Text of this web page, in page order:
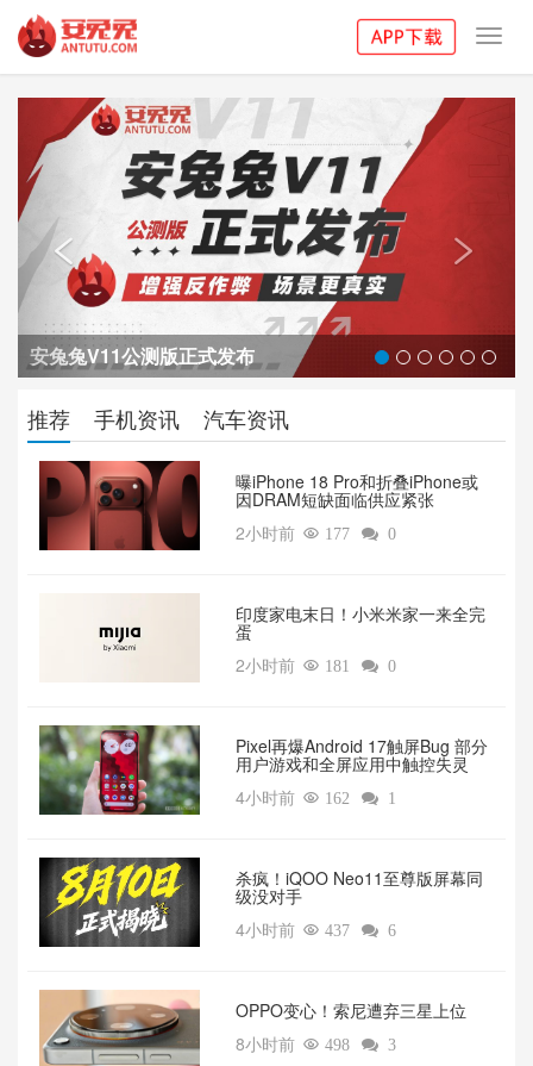
安兔兔V11公测版正式发布

Previous

推荐 手机资讯 汽车资讯
曝iPhone 18 Pro和折叠iPhone或
因DRAM短缺面临供应紧张
2小时前  177  0
印度家电末日！小米米家一来全完
蛋
2小时前  181  0
Pixel再爆Android 17触屏Bug 部分
用户游戏和全屏应用中触控失灵
4小时前  162  1
杀疯！iQOO Neo11至尊版屏幕同
级没对手
4小时前  437  6
OPPO变心！索尼遭弃三星上位‌
8小时前  498  3